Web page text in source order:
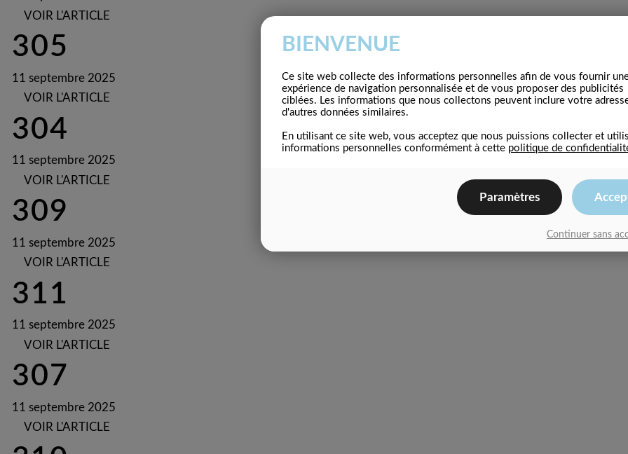
VOIR L'ARTICLE
305
11 septembre 2025
VOIR L'ARTICLE
304
11 septembre 2025
VOIR L'ARTICLE
309
11 septembre 2025
VOIR L'ARTICLE
311
11 septembre 2025
VOIR L'ARTICLE
307
11 septembre 2025
VOIR L'ARTICLE
BIENVENUE
Ce site web collecte des informations personnelles afin de vous fournir
expérience de navigation personnalisée et de vous proposer des publicités
ciblées. Les informations que nous collectons peuvent inclure votre
d'autres données similaires.
En utilisant ce site web, vous acceptez que nous puissions collecter et
informations personnelles conformément à cette politique de
Paramètres
Continuer sans